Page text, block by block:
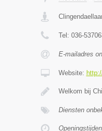
Tel: 036-
E-mailadres
Website:
Welkom bij
Diensten